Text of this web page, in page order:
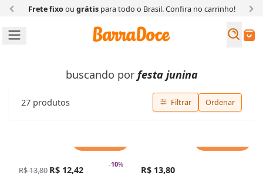
Frete fixoou grátispara todo o Brasil. Confira no carrinho!
Buscar
buscando porfesta junina
27 produtos Filtrar Ordenar
-10%
R$ 13,80 R$ 12,42 R$ 13,80